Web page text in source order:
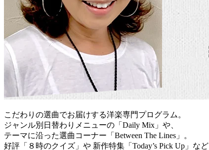
こだわりの選曲でお届けする洋楽専門プログラム。
ジャンル別日替わりメニューの「Daily Mix」や、
テーマに沿った選曲コーナー「Between The Lines」。
好評「８時のクイズ」や 新作特集「Today’s Pick Up」など